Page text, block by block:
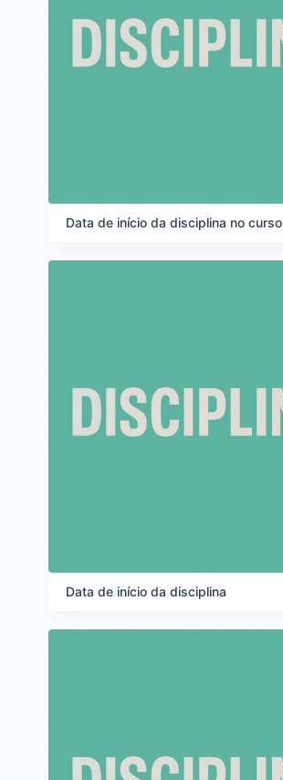
Data de início da disciplina no curso
Data de início da disciplina